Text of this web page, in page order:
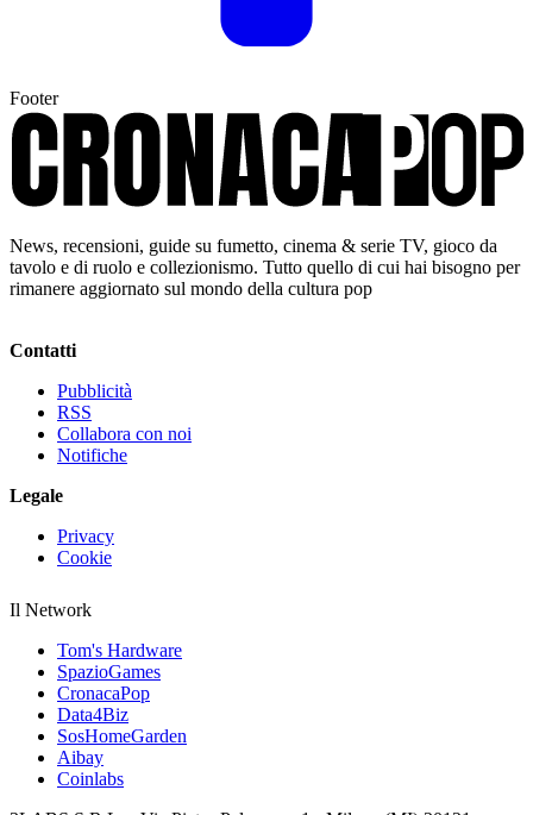
Footer
News, recensioni, guide su fumetto, cinema & serie TV, gioco da
tavolo e di ruolo e collezionismo. Tutto quello di cui hai bisogno per
rimanere aggiornato sul mondo della cultura pop
Contatti
Pubblicità
RSS
Collabora con noi
Notifiche
Legale
Privacy
Cookie
Il Network
Tom's Hardware
SpazioGames
CronacaPop
Data4Biz
SosHomeGarden
Aibay
Coinlabs